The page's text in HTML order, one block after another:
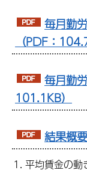
毎月勤
（PDF：
毎月勤
101.1KB）
結果概
平均賃金の動